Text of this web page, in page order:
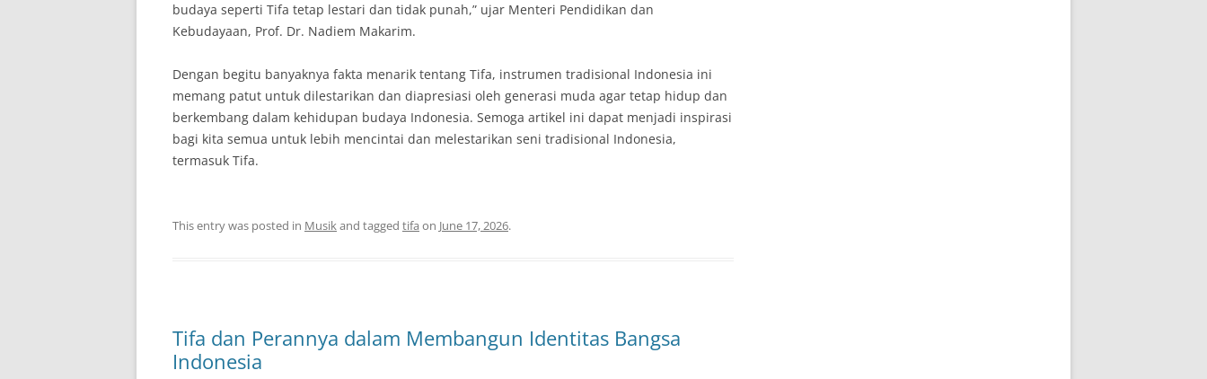
budaya seperti Tifa tetap lestari dan tidak punah,” ujar Menteri Pendidikan dan
Kebudayaan, Prof. Dr. Nadiem Makarim.
Dengan begitu banyaknya fakta menarik tentang Tifa, instrumen tradisional Indonesia ini
memang patut untuk dilestarikan dan diapresiasi oleh generasi muda agar tetap hidup dan
berkembang dalam kehidupan budaya Indonesia. Semoga artikel ini dapat menjadi inspirasi
bagi kita semua untuk lebih mencintai dan melestarikan seni tradisional Indonesia,
termasuk Tifa.
This entry was posted in Musikand tagged tifa on June 17, 2026.
Tifa dan Perannya dalam Membangun Identitas Bangsa
Indonesia